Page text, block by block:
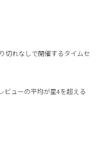
切れなしで開催するタイムセ
ビューの平均が星4を超える